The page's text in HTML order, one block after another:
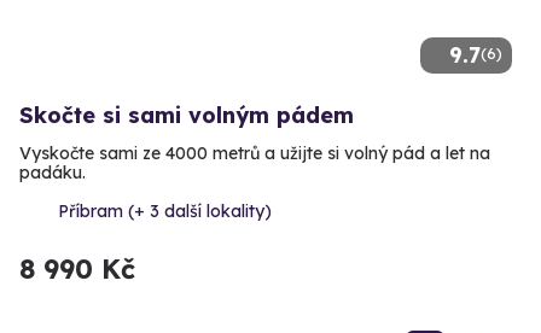
9.7(6)
Skočte si sami volným pádem
Vyskočte sami ze 4000 metrů a užijte si volný pád a let na
padáku.
Příbram (+ 3 další lokality)
8 990 Kč